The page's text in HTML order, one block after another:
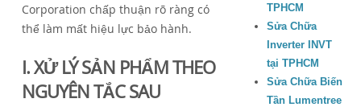
Corporation chấp thuận rõ ràng có
thể làm mất hiệu lực bảo hành.
I. XỬ LÝ SẢN PHẨM THEO
NGUYÊN TẮC SAU
TPHCM
Sửa Chữa
Inverter INVT
tại TPHCM
Sửa Chữa Biến
Tần Lumentree